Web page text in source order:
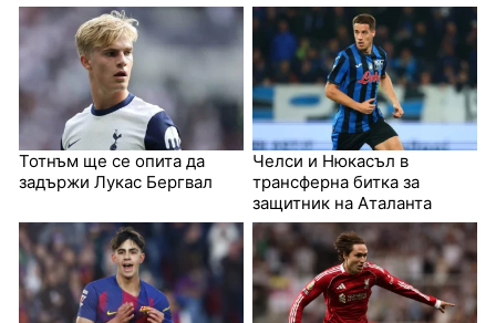
Тотнъм ще се опита да
задържи Лукас Бергвал
Челси и Нюкасъл в
трансферна битка за
защитник на Аталанта